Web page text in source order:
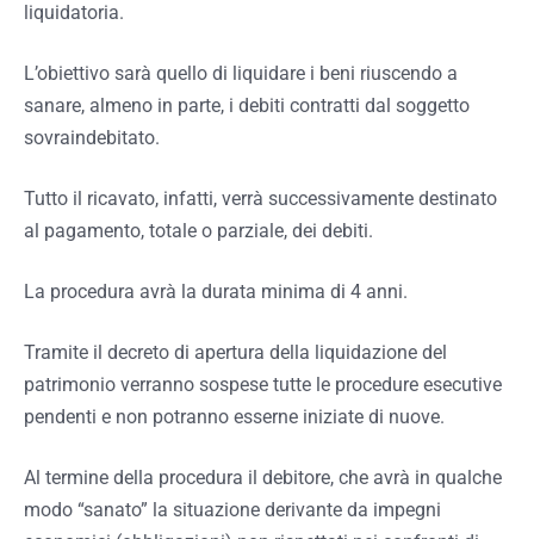
liquidatoria.
L’obiettivo sarà quello di liquidare i beni riuscendo a
sanare, almeno in parte, i debiti contratti dal soggetto
sovraindebitato.
Tutto il ricavato, infatti, verrà successivamente destinato
al pagamento, totale o parziale, dei debiti.
La procedura avrà la durata minima di 4 anni.
Tramite il decreto di apertura della liquidazione del
patrimonio verranno sospese tutte le procedure esecutive
pendenti e non potranno esserne iniziate di nuove.
Al termine della procedura il debitore, che avrà in qualche
modo “sanato” la situazione derivante da impegni